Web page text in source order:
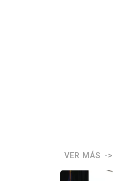
VER MÁS